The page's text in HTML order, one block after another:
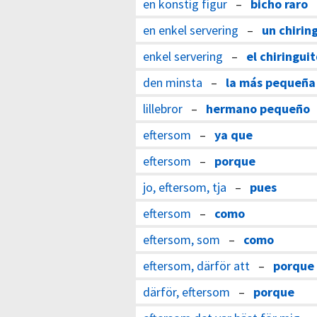
en konstig figur – bicho raro
en enkel servering – un
enkel servering – el
den minsta – la más pequeña
lillebror – hermano pequeño
eftersom – ya que
eftersom – porque
jo, eftersom, tja – pues
eftersom – como
eftersom, som – como
eftersom, därför att – porque
därför, eftersom – porque